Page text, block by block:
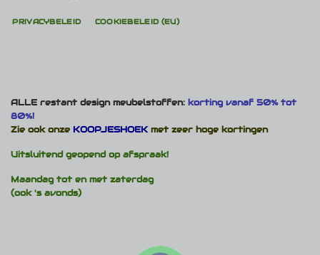
PRIVACYBELEID COOKIEBELEID (EU)
ALLE restant design meubelstoffen: korting vanaf 50% tot
80%!
Zie ook onze KOOPJESHOEKmet zeer hoge kortingen
Uitsluitend geopend op afspraak!
Maandag tot en met zaterdag
(ook 's avonds)